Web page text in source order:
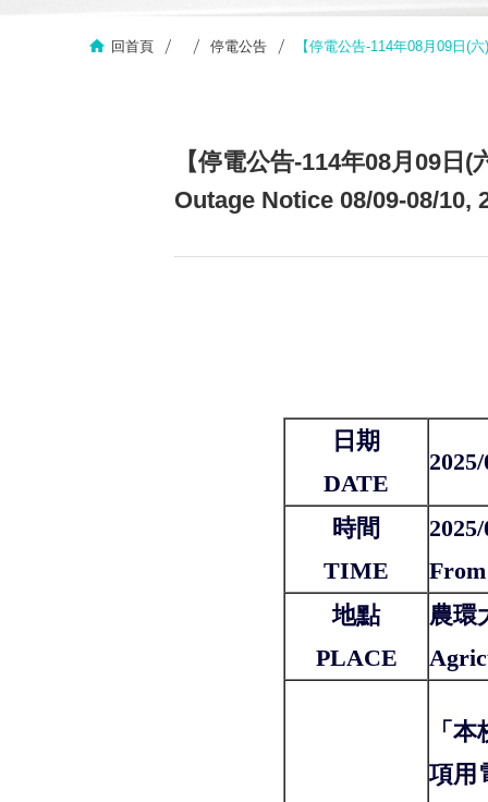
回首頁 停電公告 【停電公告-114年08月09日(
【停電公告-114年08月09
Outage Notice 08/09-08/10,
日期
DATE
時間
TIME
From
地點
PLACE
農環
「
項用